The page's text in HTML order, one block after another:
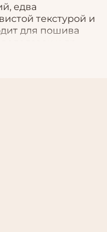
едва
текстурой и
для пошива
и др.